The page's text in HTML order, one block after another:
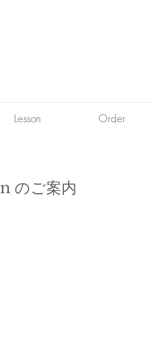
Lesson Order
のご案内